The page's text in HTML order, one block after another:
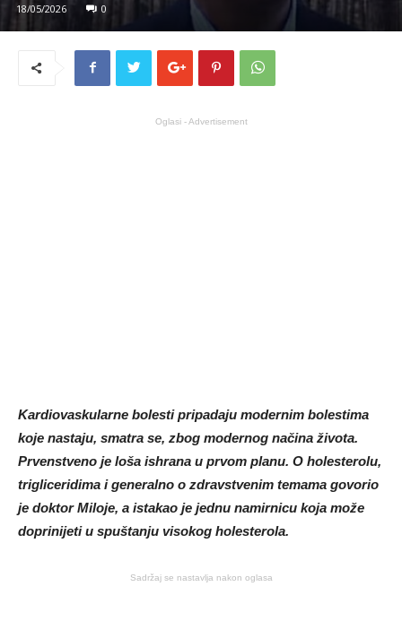
18/05/2026 0
Oglasi - Advertisement
Kardiovaskularne bolesti pripadaju modernim bolestima
koje nastaju, smatra se, zbog modernog načina života.
Prvenstveno je loša ishrana u prvom planu. O holesterolu,
trigliceridima i generalno o zdravstvenim temama govorio
je doktor Miloje, a istakao je jednu namirnicu koja može
doprinijeti u spuštanju visokog holesterola.
Sadržaj se nastavlja nakon oglasa